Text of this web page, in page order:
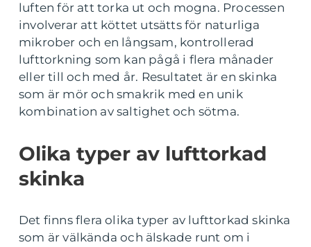
luften för att torka ut och mogna. Processen
involverar att köttet utsätts för naturliga
mikrober och en långsam, kontrollerad
lufttorkning som kan pågå i flera månader
eller till och med år. Resultatet är en skinka
som är mör och smakrik med en unik
kombination av saltighet och sötma.
Olika typer av lufttorkad
skinka
Det finns flera olika typer av lufttorkad skinka
som är välkända och älskade runt om i